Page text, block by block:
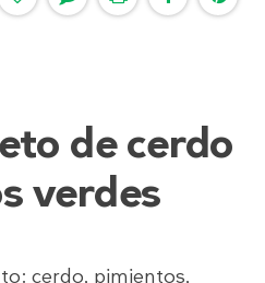
de cerdo
verdes
cerdo, pimientos,